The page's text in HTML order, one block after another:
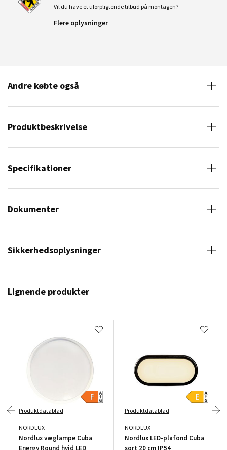
Vil du have et uforpligtende tilbud på montagen?
Flere oplysninger
Andre købte også
Produktbeskrivelse
Specifikationer
Dokumenter
Sikkerhedsoplysninger
Lignende produkter
Produktdatablad
NORDLUX
Nordlux væglampe Cuba
Energy Round hvid LED
Produktdatablad
NORDLUX
Nordlux LED-plafond Cuba
sort 20 cm IP54